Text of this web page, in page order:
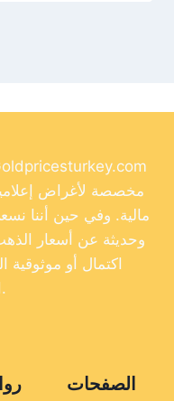
مخصصة لأغراض
مالية. وفي حين أننا
وحديثة عن أسعار
اكتمال أو موثوقية
الإلكتروني.
الصفحات